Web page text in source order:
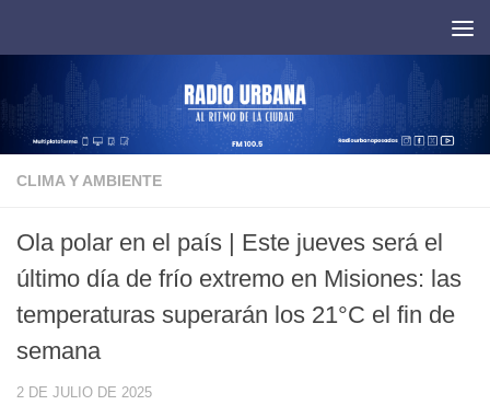
CLIMA Y AMBIENTE
Ola polar en el país | Este jueves será el
último día de frío extremo en Misiones: las
temperaturas superarán los 21°C el fin de
semana
2 DE JULIO DE 2025